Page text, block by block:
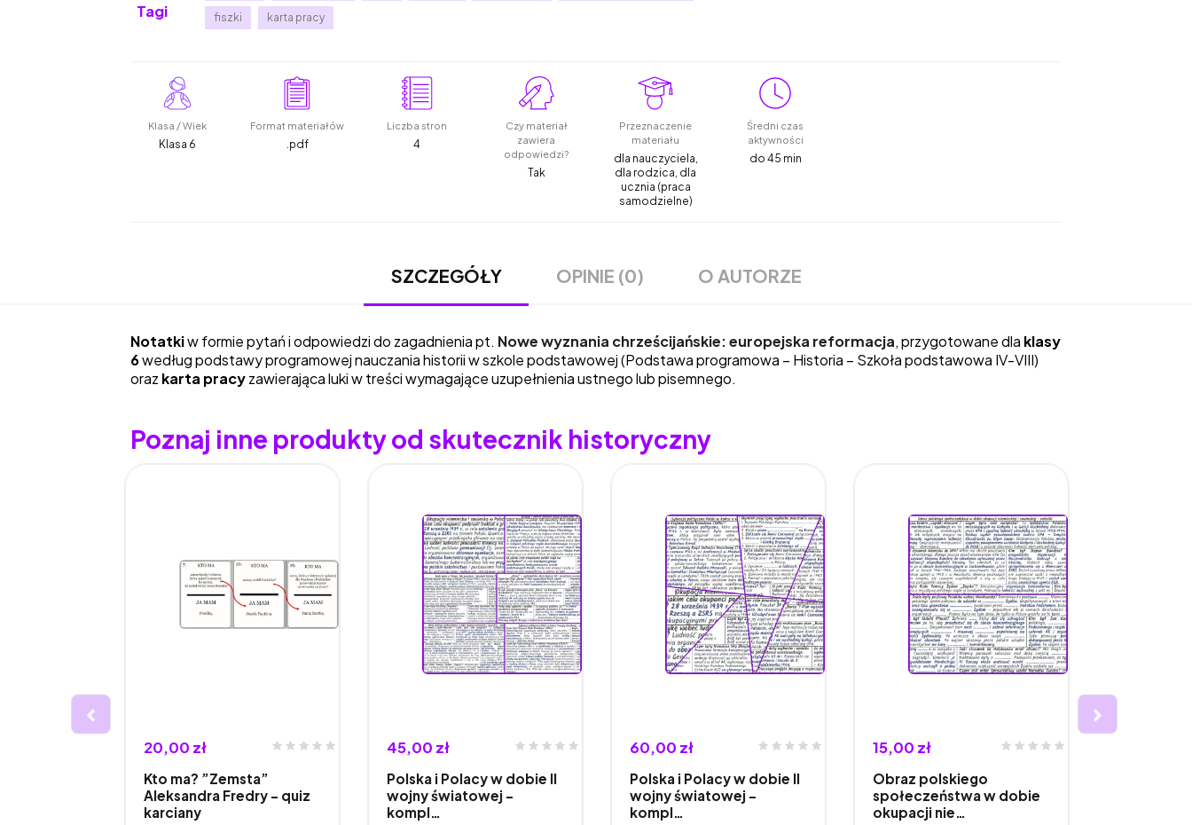
Tagi fiszki karta pracy
Klasa / Wiek
Klasa 6
Format materiałów
.pdf
Liczba stron
4
Czy materiał
zawiera
odpowiedzi?
Tak
Przeznaczenie
materiału
dla nauczyciela,
dla rodzica, dla
ucznia (praca
samodzielne)
Średni czas
aktywności
do 45 min
SZCZEGÓŁY OPINIE (0) O AUTORZE
Notatkiw formie pytań i odpowiedzi do zagadnieniapt. Nowe wyznania chrześcijańskie: europejska reformacja, przygotowane dla klasy
6według podstawy programowej nauczania historii w szkole podstawowej (Podstawa programowa – Historia – Szkoła podstawowa IV-VIII)
oraz karta pracyzawierająca luki w treści wymagające uzupełnienia ustnego lub pisemnego.
Poznaj inne produkty od skutecznik historyczny
20,00 zł
Kto ma? ”Zemsta”
Aleksandra Fredry – quiz
karciany
45,00 zł
Polska i Polacy w dobie II
wojny światowej –
kompl…
60,00 zł
Polska i Polacy w dobie II
wojny światowej –
kompl…
15,00 zł
Obraz polskiego
społeczeństwa w dobie
okupacji nie…